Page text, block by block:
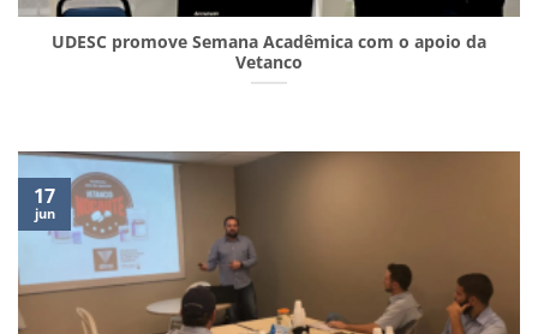
UDESC promove Semana Acadêmica com o apoio da
Vetanco
17
jun